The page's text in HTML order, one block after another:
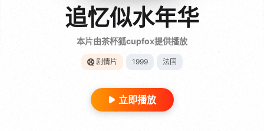
追忆似水年华
本片由茶杯狐cupfox提供播放
剧情片 1999 法国
立即播放